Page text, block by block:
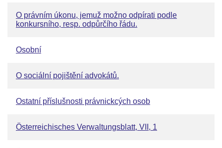
O právním úkonu, jemuž možno odpírati podle
konkursního, resp. odpůrčího řádu.
Osobní
O sociální pojištění advokátů.
Ostatní příslušnosti právnickcých osob
Österreichisches Verwaltungsblatt, VII, 1